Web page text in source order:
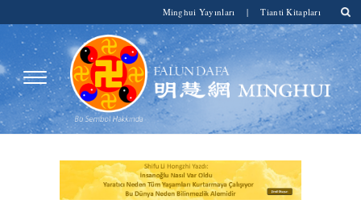
Minghui Yayınları | Tianti Kitapları